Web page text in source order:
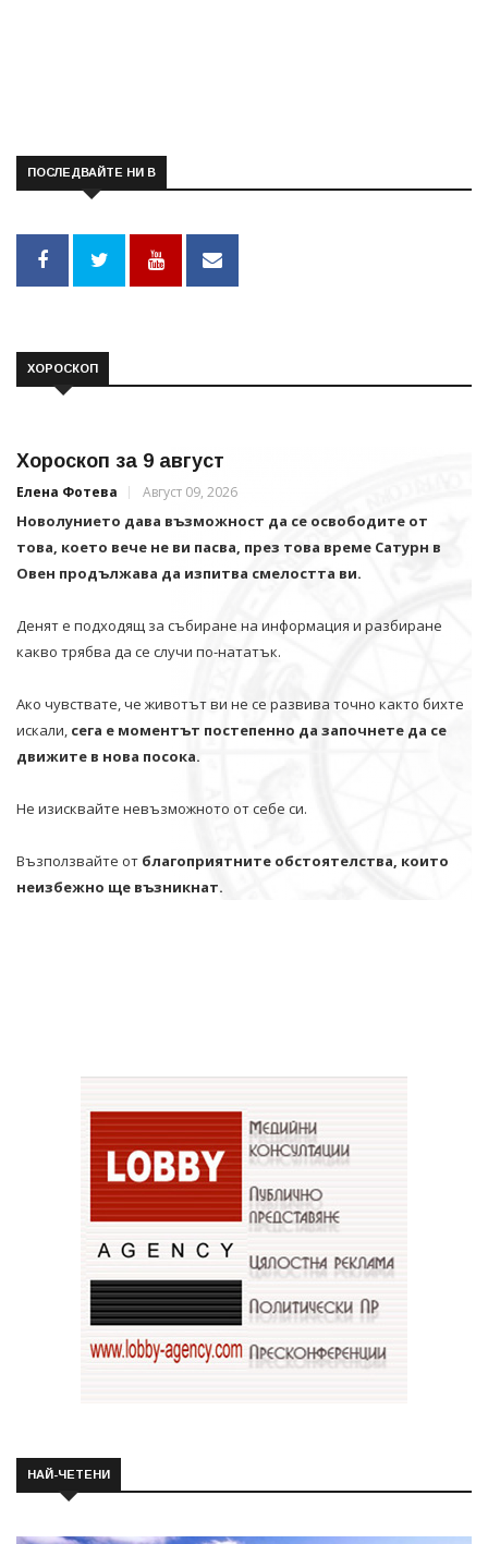
ПОСЛЕДВАЙТЕ НИ В
ХОРОСКОП
Хороскоп за 9 август
Елена Фотева Август 09, 2026
Новолунието дава възможност да се освободите от
това, което вече не ви пасва, през това време Сатурн в
Овен продължава да изпитва смелостта ви.
Денят е подходящ за събиране на информация и разбиране
какво трябва да се случи по-нататък.
Ако чувствате, че животът ви не се развива точно както бихте
искали, сега е моментът постепенно да започнете да се
движите в нова посока.
Не изисквайте невъзможното от себе си.
Възползвайте от благоприятните обстоятелства, които
неизбежно ще възникнат.
НАЙ-ЧЕТЕНИ